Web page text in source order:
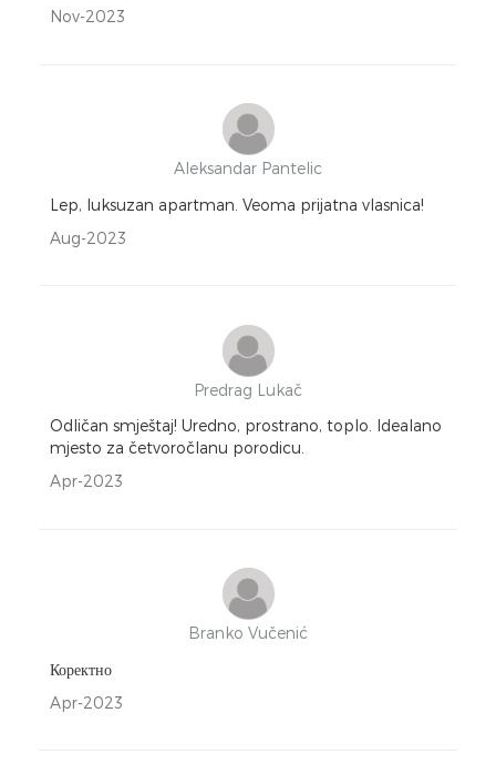
Nov-2023
Aleksandar Pantelic
Lep, luksuzan apartman. Veoma prijatna vlasnica!
Aug-2023
Predrag Lukač
Odličan smještaj! Uredno, prostrano, toplo. Idealano
mjesto za četvoročlanu porodicu.
Apr-2023
Branko Vučenić
Коректно
Apr-2023